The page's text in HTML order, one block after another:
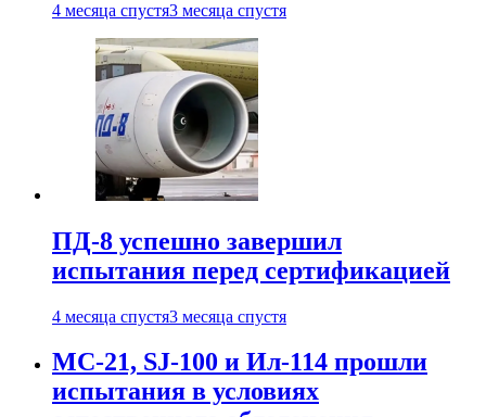
4 месяца спустя3 месяца спустя
ПД-8 успешно завершил
испытания перед сертификацией
4 месяца спустя3 месяца спустя
МС-21, SJ-100 и Ил-114 прошли
испытания в условиях